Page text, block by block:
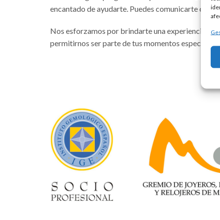
encantado de ayudarte. Puedes comunicarte con
Nos esforzamos por brindarte una experiencia de
permitirnos ser parte de tus momentos especiales.